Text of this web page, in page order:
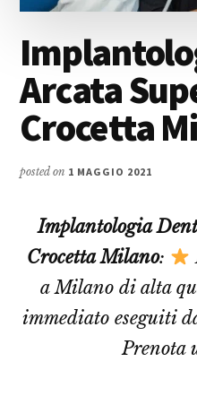
Arcata
Crocetta
posted on 1 MAGGIO 2021
Implantologia
Crocetta Milano:
a Milano di alta
immediato eseguiti
Prenota